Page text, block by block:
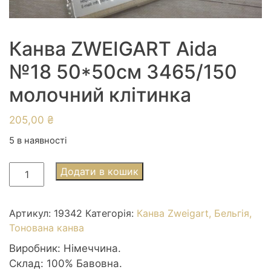
Канва ZWEIGART Aida
№18 50*50см 3465/150
молочний клітинка
205,00 ₴
5 в наявності
Канва
ZWEIGART
№18
50*50см
3465/150
молочний
клітинка
Додати в кошик
Артикул: 19342 Категорія: Канва Zweigart, Бельгія,
Тонована канва
Виробник: Німеччина.
Склад: 100% Бавовна.